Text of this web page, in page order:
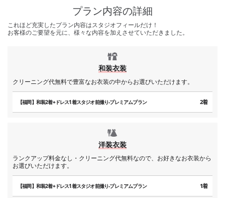
プラン内容の詳細
これほど充実したプラン内容はスタジオフィールだけ！
お客様のご要望を元に、様々な内容を加えさせていただきました。
和装衣装
クリーニング代無料で豊富なお衣装の中からお選びいただけます。
【福岡】和装2着+ドレス1着スタジオ前撮り-プレミアムプラン 2着
洋装衣装
ランクアップ料金なし・クリーニング代無料なので、お好きなお衣装から
お選びいただけます。
【福岡】和装2着+ドレス1着スタジオ前撮り-プレミアムプラン 1着